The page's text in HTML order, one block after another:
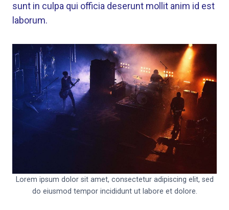
sunt in culpa qui officia deserunt mollit anim id est
laborum.
Lorem ipsum dolor sit amet, consectetur adipiscing elit, sed
do eiusmod tempor incididunt ut labore et dolore.